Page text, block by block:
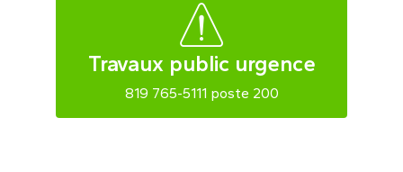
⚠
Travaux public urgence
819 765-5111 poste 200